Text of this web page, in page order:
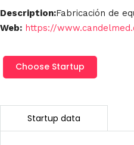
Description:Fabricación de
Web: https://
Sebastián
Muena
Choose Startup